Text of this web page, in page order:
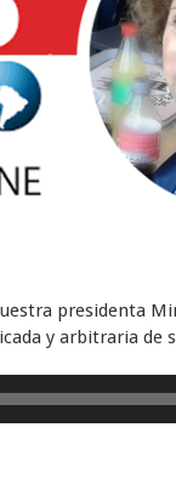
presidenta
y arbitraria de